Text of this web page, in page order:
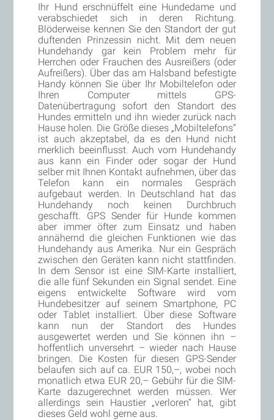
Ihr Hund erschnüffelt eine Hundedame und
verabschiedet sich in deren Richtung.
Blöderweise kennen Sie den Standort der gut
duftenden Prinzessin nicht. Mit dem neuen
Hundehandy gar kein Problem mehr für
Herrchen oder Frauchen des Ausreißers (oder
Aufreißers). Über das am Halsband befestigte
Handy können Sie über Ihr Mobiltelefon oder
Ihren Computer mittels GPS-
Datenübertragung sofort den Standort des
Hundes ermitteln und ihn wieder zurück nach
Hause holen. Die Größe dieses „Mobiltelefons“
ist auch akzeptabel, da es den Hund nicht
merklich beeinflusst. Auch vom Hundehandy
aus kann ein Finder oder sogar der Hund
selber mit Ihnen Kontakt aufnehmen, über das
Telefon kann ein normales Gespräch
aufgebaut werden. In Deutschland hat das
Hundehandy noch keinen Durchbruch
geschafft. GPS Sender für Hunde kommen
aber immer öfter zum Einsatz und haben
annähernd die gleichen Funktionen wie das
Hundehandy aus Amerika. Nur ein Gespräch
zwischen den Geräten kann nicht stattfinden.
In dem Sensor ist eine SIM-Karte installiert,
die alle fünf Sekunden ein Signal sendet. Eine
eigens entwickelte Software wird vom
Hundebesitzer auf seinem Smartphone, PC
oder Tablet installiert. Über diese Software
kann nun der Standort des Hundes
ausgewertet werden und Sie können ihn –
hoffentlich unversehrt – wieder nach Hause
bringen. Die Kosten für diesen GPS-Sender
belaufen sich auf ca. EUR 150,–, wobei noch
monatlich etwa EUR 20,– Gebühr für die SIM-
Karte dazugerechnet werden müssen. Wer
allerdings sein Haustier „verloren“ hat, gibt
dieses Geld wohl gerne aus.